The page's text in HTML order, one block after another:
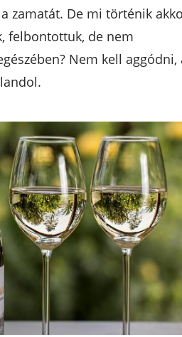
zamatát. De mi történik
felbontottuk, de nem
Nem kell aggódni,